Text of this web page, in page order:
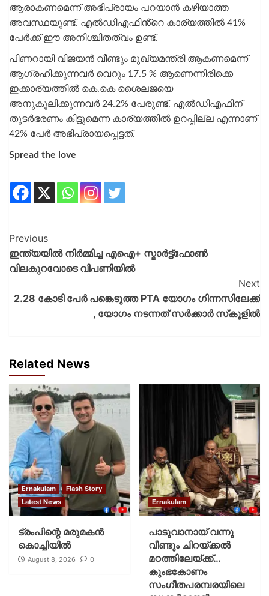
ആരാകണമെന്ന് അഭിപ്രായം പറയാൻ കഴിയാത്ത
അവസ്ഥയുണ്ട്. എൽഡിഎഫിൻ്റെ കാര്യത്തിൽ 41%
പേർക്ക് ഈ അനിശ്ചിതത്വം ഉണ്ട്.
പിണറായി വിജയൻ വീണ്ടും മുഖ്യമന്ത്രി ആകണമെന്ന്
ആഗ്രഹിക്കുന്നവർ വെറും 17.5 % ആണെന്നിരിക്കെ
ഇക്കാര്യത്തിൽ കെ.കെ ശൈലജയെ
അനുകൂലിക്കുന്നവർ 24.2% പേരുണ്ട്. എൽഡിഎഫിന്
തുടർഭരണം കിട്ടുമെന്ന കാര്യത്തിൽ ഉറപ്പില്ല എന്നാണ്
42% പേർ അഭിപ്രായപ്പെട്ടത്.
Spread the love
Previous
ഇന്ത്യയില്‍ നിര്‍മ്മിച്ച എഐ+ സ്മാര്‍ട്ട്ഫോണ്‍
വിലകുറവോടെ വിപണിയിൽ
Next
2.28 കോടി പേര്‍ പങ്കെടുത്ത PTA യോഗം ഗിന്നസിലേക്ക്
, യോഗം നടന്നത് സര്‍ക്കാര്‍ സ്‌കൂളിൽ
Related News
Ernakulam
Flash Story
Latest News
ട്രംപിന്റെ മരുമകന്‍
കൊച്ചിയില്‍
August 8, 2026 0
Ernakulam
പാടുവാനായ് വന്നു
വീണ്ടും ചിറയ്ക്കൽ
മഠത്തിലേയ്ക്ക്…
കുംഭകോണം
സംഗീതപരമ്പരയിലെ